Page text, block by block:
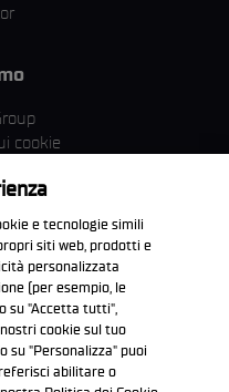
cookie
ESG
Privacy
WorldSBK
e tecnologie simili
siti web, prodotti e
personalizzata
(per esempio, le
su "Accetta tutti",
cookie sul tuo
su "Personalizza" puoi
abilitare o